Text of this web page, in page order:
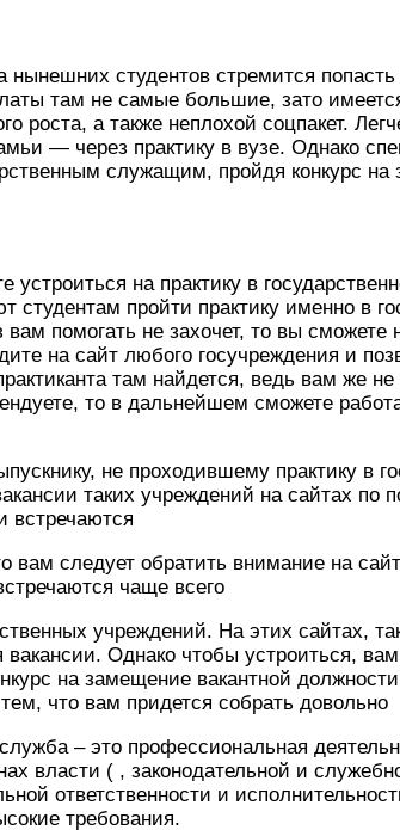
нынешних студентов стремится
там не самые большие, зато
роста, а также неплохой соцпакет.
— через практику в вузе. Однако
служащим, пройдя конкурс
устроиться на практику в
студентам пройти практику именно в
помогать не захочет, то вы сможете
на сайт любого госучреждения и
там найдется, ведь вам же
то в дальнейшем сможете
не проходившему практику в
таких учреждений на сайтах по
встречаются
вам следует обратить внимание на
чаще всего
учреждений. На этих сайтах,
Однако чтобы устроиться,
на замещение вакантной
что вам придется собрать довольно
– это профессиональная
власти ( , законодательной и
ответственности и
требования.